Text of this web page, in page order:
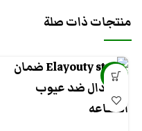
منتجات ذات صلة
-10%